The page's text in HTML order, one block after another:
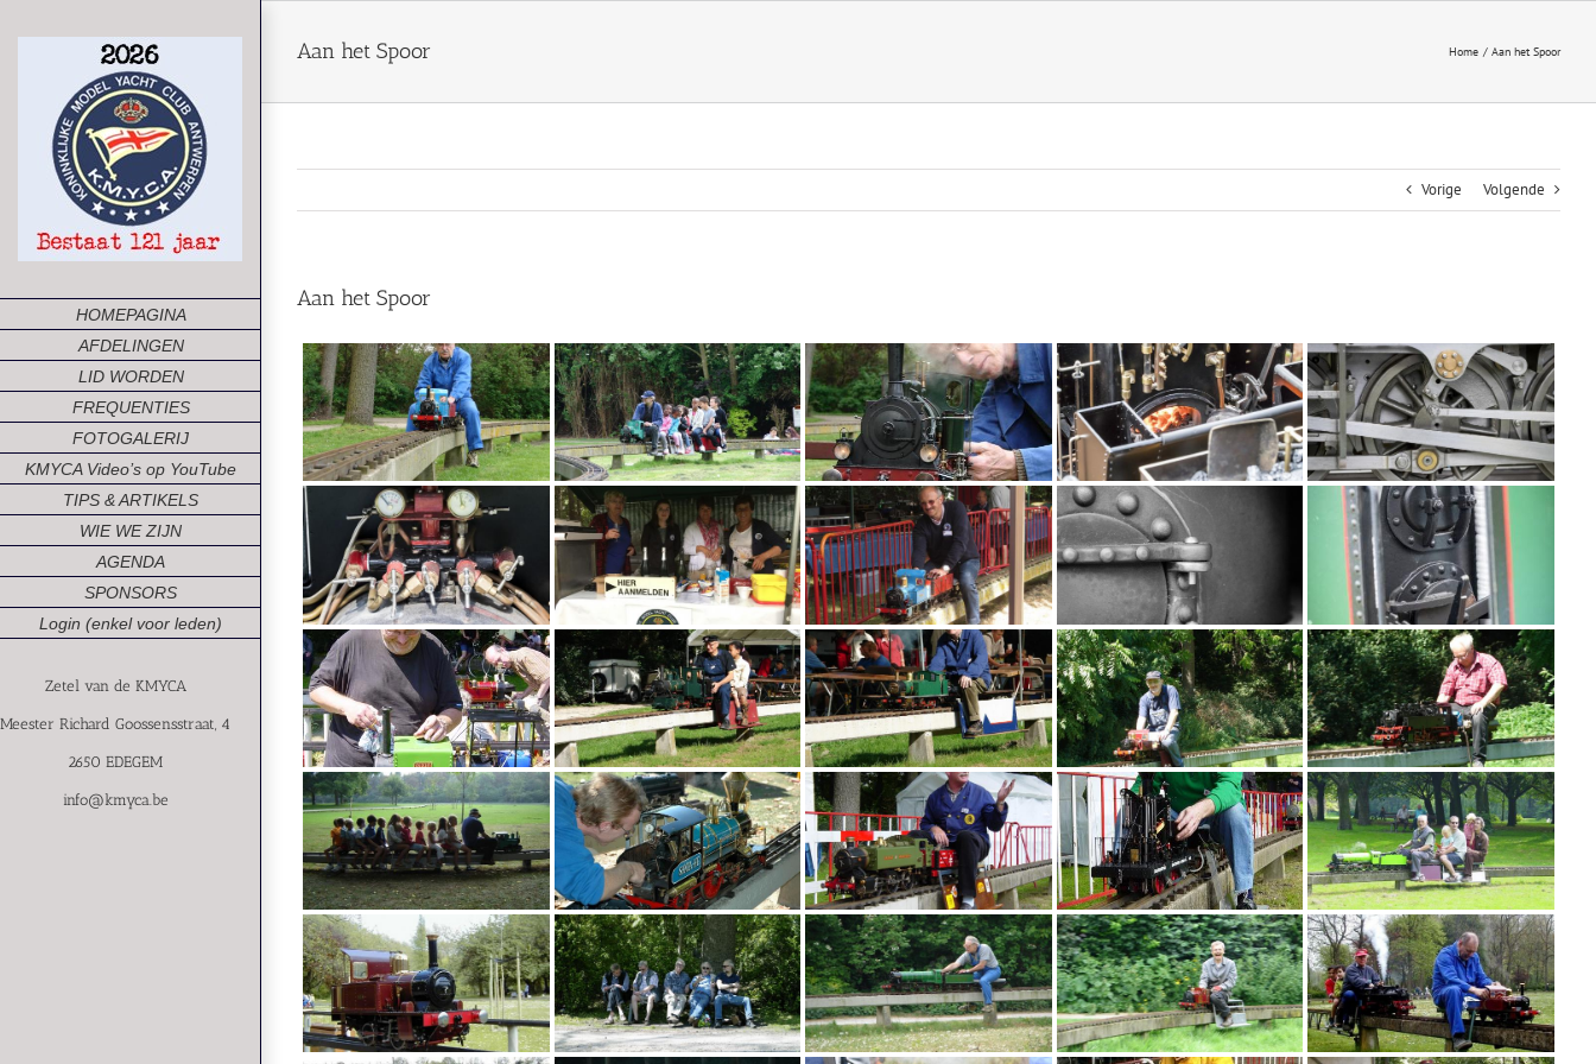
naar
HOMEPAGINA
AFDELINGEN
LID WORDEN
FREQUENTIES
FOTOGALERIJ
KMYCA Video’s op YouTube
TIPS & ARTIKELS
WIE WE ZIJN
AGENDA
SPONSORS
Login (enkel voor leden)
Zetel van de KMYCA
Meester Richard Goossensstraat, 4
2650 EDEGEM
info@kmyca.be
Aan het Spoor Home Aan het Spoor
Vorige Volgende
Aan het Spoor